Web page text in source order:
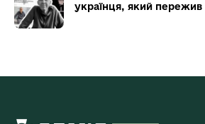
українця, який пережив